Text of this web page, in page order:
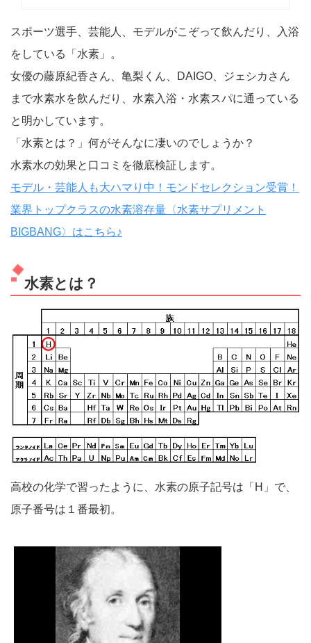
スポーツ選手、芸能人、モデルがこぞって飲んだり、入浴
をしている「水素」。
女優の藤原紀香さん、亀梨くん、DAIGO、ジェシカさん
まで水素水を飲んだり、水素入浴・水素スパに通っている
と明かしています。
「水素とは？」何がそんなに凄いのでしょうか？
水素水の効果と口コミを徹底検証します。
モデル・芸能人も大ハマり中！モンドセレクション受賞！
業界トップクラスの水素溶存量〈水素サプリメント
BIGBANG〉はこちら♪
水素とは？
高校の化学で習ったように、水素の原子記号は「H」で、
原子番号は１番最初。